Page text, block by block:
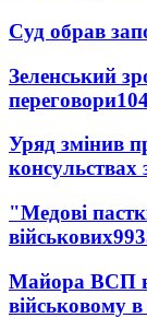
Суд обрав
Зеленський
переговори
Уряд змінив
"Медові
військових
Майора ВСП
військовому